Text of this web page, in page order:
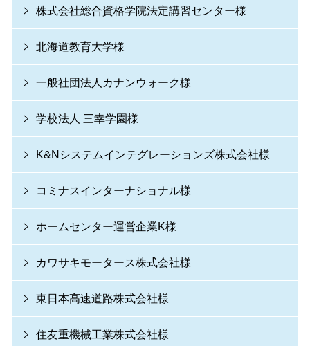
株式会社総合資格学院法定講習センター様
北海道教育大学様
一般社団法人カナンウォーク様
学校法人 三幸学園様
K&Nシステムインテグレーションズ株式会社様
コミナスインターナショナル様
ホームセンター運営企業K様
カワサキモータース株式会社様
東日本高速道路株式会社様
住友重機械工業株式会社様